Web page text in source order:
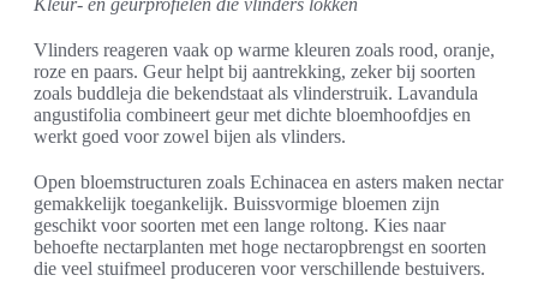
Kleur- en geurprofielen die vlinders lokken
Vlinders reageren vaak op warme kleuren zoals rood, oranje,
roze en paars. Geur helpt bij aantrekking, zeker bij soorten
zoals buddleja die bekendstaat als vlinderstruik. Lavandula
angustifolia combineert geur met dichte bloemhoofdjes en
werkt goed voor zowel bijen als vlinders.
Open bloemstructuren zoals Echinacea en asters maken nectar
gemakkelijk toegankelijk. Buissvormige bloemen zijn
geschikt voor soorten met een lange roltong. Kies naar
behoefte nectarplanten met hoge nectaropbrengst en soorten
die veel stuifmeel produceren voor verschillende bestuivers.